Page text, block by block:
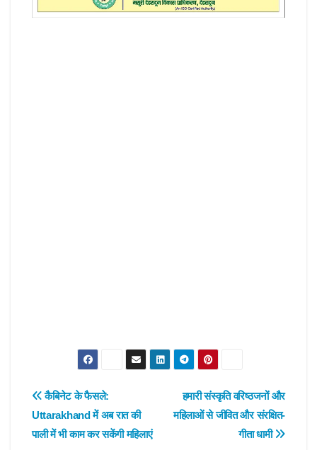
Post
navigation
हमारी संस्कृति वरिष्ठजनों और
महिलाओं से जीवित और संरक्षित-
गीता धामी
कैबिनेट के फैसले:
Uttarakhand में अब रात की
पाली में भी काम कर सकेंगी महिलाएं